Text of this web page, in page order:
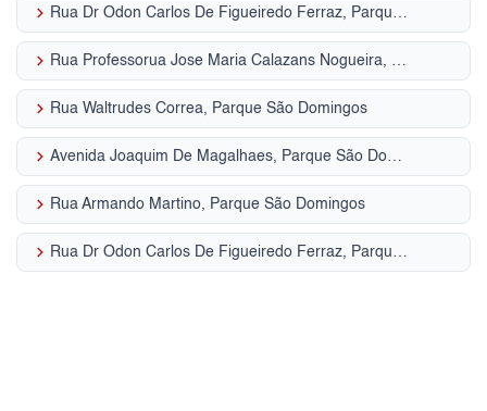
keyboard_arrow_right Rua Dr Odon Carlos De Figueiredo Ferraz, Parque São Domingos
keyboard_arrow_right Rua Professorua Jose Maria Calazans Nogueira, Parque São Domingos
keyboard_arrow_right Rua Waltrudes Correa, Parque São Domingos
keyboard_arrow_right Avenida Joaquim De Magalhaes, Parque São Domingos
keyboard_arrow_right Rua Armando Martino, Parque São Domingos
keyboard_arrow_right Rua Dr Odon Carlos De Figueiredo Ferraz, Parque São Domingos